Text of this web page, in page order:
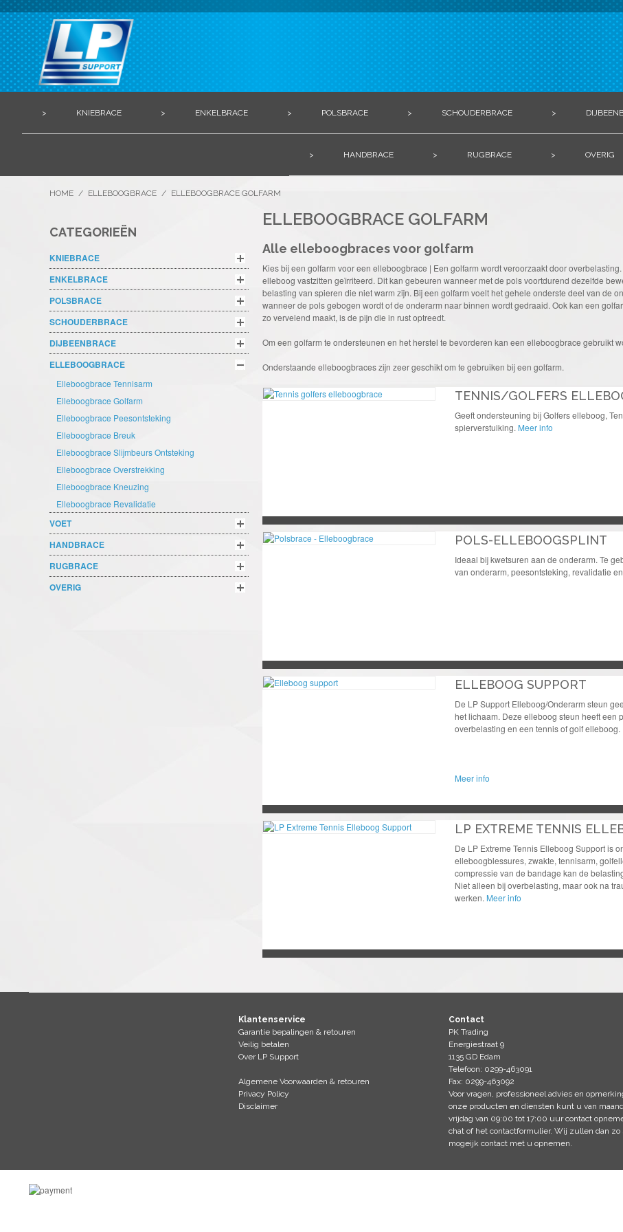
> KNIEBRACE > ENKELBRACE > POLSBRACE > SCHOUDERBRACE >
> HANDBRACE > RUGBRACE > OVERIG
HOME / ELLEBOOGBRACE / ELLEBOOGBRACE GOLFARM
CATEGORIEËN
KNIEBRACE
ENKELBRACE
POLSBRACE
SCHOUDERBRACE
DIJBEENBRACE
ELLEBOOGBRACE
Elleboogbrace Tennisarm
Elleboogbrace Golfarm
Elleboogbrace Peesontsteking
Elleboogbrace Breuk
Elleboogbrace Slijmbeurs Ontsteking
Elleboogbrace Overstrekking
Elleboogbrace Kneuzing
Elleboogbrace Revalidatie
VOET
HANDBRACE
RUGBRACE
OVERIG
ELLEBOOGBRACE GOLFARM
Alle elleboogbraces voor golfarm
Kies bij een golfarm voor een elleboogbrace | Een golfarm wordt veroorzaakt door
elleboog vastzitten geïrriteerd. Dit kan gebeuren wanneer met de pols voortdurend dezelfde
belasting van spieren die niet warm zijn. Bij een golfarm voelt het gehele onderste deel van de
wanneer de pols gebogen wordt of de onderarm naar binnen wordt gedraaid. Ook kan een
zo vervelend maakt, is de pijn die in rust optreedt.
Om een golfarm te ondersteunen en het herstel te bevorderen kan een elleboogbrace gebruikt
Onderstaande elleboogbraces zijn zeer geschikt om te gebruiken bij een golfarm.
TENNIS/GOLFERS
Geeft ondersteuning bij Golfers elleboog,
spierverstuiking. Meer info
POLS-ELLEBOOGSPLINT
Ideaal bij kwetsuren aan de onderarm. Te
van onderarm, peesontsteking, revalidatie
ELLEBOOG SUPPORT
De LP Support Elleboog/Onderarm steun
het lichaam. Deze elleboog steun heeft een
overbelasting en een tennis of golf elleboog.
Meer info
LP EXTREME TENNIS
De LP Extreme Tennis Elleboog Support is
elleboogblessures, zwakte, tennisarm,
compressie van de bandage kan de
Niet alleen bij overbelasting, maar ook na
werken. Meer info
Klantenservice
Garantie bepalingen & retouren
Veilig betalen
Over LP Support
Algemene Voorwaarden & retouren
Privacy Policy
Disclaimer
Contact
PK Trading
Energiestraat 9
1135 GD Edam
Telefoon: 0299-463091
Fax: 0299-463092
Voor vragen, professioneel advies en
onze producten en diensten kunt u van
vrijdag van 09:00 tot 17:00 uur contact
chat of het contactformulier. Wij zullen dan zo
mogeijk contact met u opnemen.